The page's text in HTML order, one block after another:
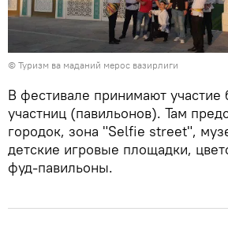
© Туризм ва маданий мерос вазирлиги
В фестивале принимают участие
участниц (павильонов). Там
городок, зона "Selfie street",
детские игровые площадки,
фуд-павильоны.